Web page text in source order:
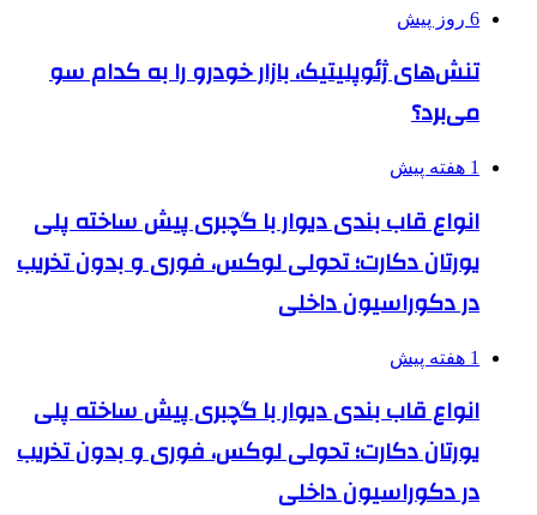
6 روز پیش
تنش‌های ژئوپلیتیک، بازار خودرو را به کدام سو
می‌برد؟
1 هفته پیش
انواع قاب بندی دیوار با گچبری پیش ساخته پلی
یورتان دکارت؛ تحولی لوکس، فوری و بدون تخریب
در دکوراسیون داخلی
1 هفته پیش
انواع قاب بندی دیوار با گچبری پیش ساخته پلی
یورتان دکارت؛ تحولی لوکس، فوری و بدون تخریب
در دکوراسیون داخلی